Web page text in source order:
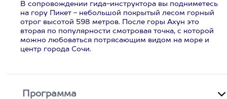
В сопровождении гида-инструктора вы подниметесь
на гору Пикет - небольшой покрытый лесом горный
отрог высотой 598 метров. После горы Ахун это
вторая по популярности смотровая точка, с которой
можно любоваться потрясающим видом на море и
центр города Сочи.
Программа